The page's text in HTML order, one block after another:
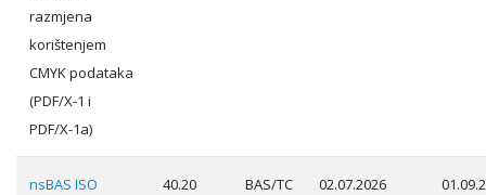
razmjena
korištenjem
CMYK podataka
(PDF/X-1 i
PDF/X-1a)
nsBAS ISO
40.20
BAS/TC
02.07.2026